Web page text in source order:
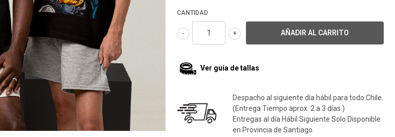
CANTIDAD
+
-
Ver guía de tallas
Despacho al siguiente día hábil para todo Chile.
(Entrega Tiempo aprox. 2 a 3 días.)
Entregas al día Hábil Siguiente Solo Disponible
en Provincia de Santiago.